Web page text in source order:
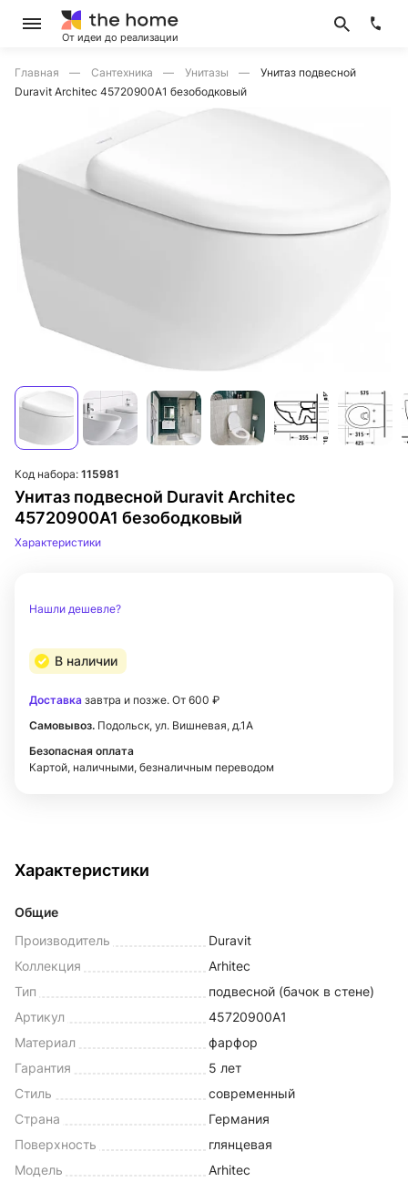
От идеи до реализации
Главная Сантехника Унитазы
Унитаз подвесной
Duravit Architec 45720900A1 безободковый
Унитаз подвесной Duravit Architec
45720900A1 безободковый
Код набора: 115981
Характеристики
Нашли дешевле?
В наличии
Доставка завтра и позже. От 600 ₽
Самовывоз. Подольск, ул. Вишневая, д.1А
Безопасная оплата
Картой, наличными, безналичным переводом
Характеристики
Общие
Производитель
Duravit
Коллекция
Arhitec
Тип
подвесной (бачок в стене)
Артикул
45720900A1
Материал
фарфор
Гарантия
5 лет
Стиль
современный
Страна
Германия
Поверхность
глянцевая
Модель
Arhitec